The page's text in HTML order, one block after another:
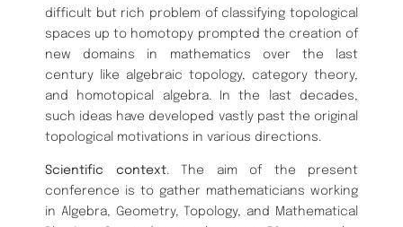
difficult but rich problem of classifying topological
spaces up to homotopy prompted the creation of
new domains in mathematics over the last
century like algebraic topology, category theory,
and homotopical algebra. In the last decades,
such ideas have developed vastly past the original
topological motivations in various directions.
Scientific context. The aim of the present
conference is to gather mathematicians working
in Algebra, Geometry, Topology, and Mathematical